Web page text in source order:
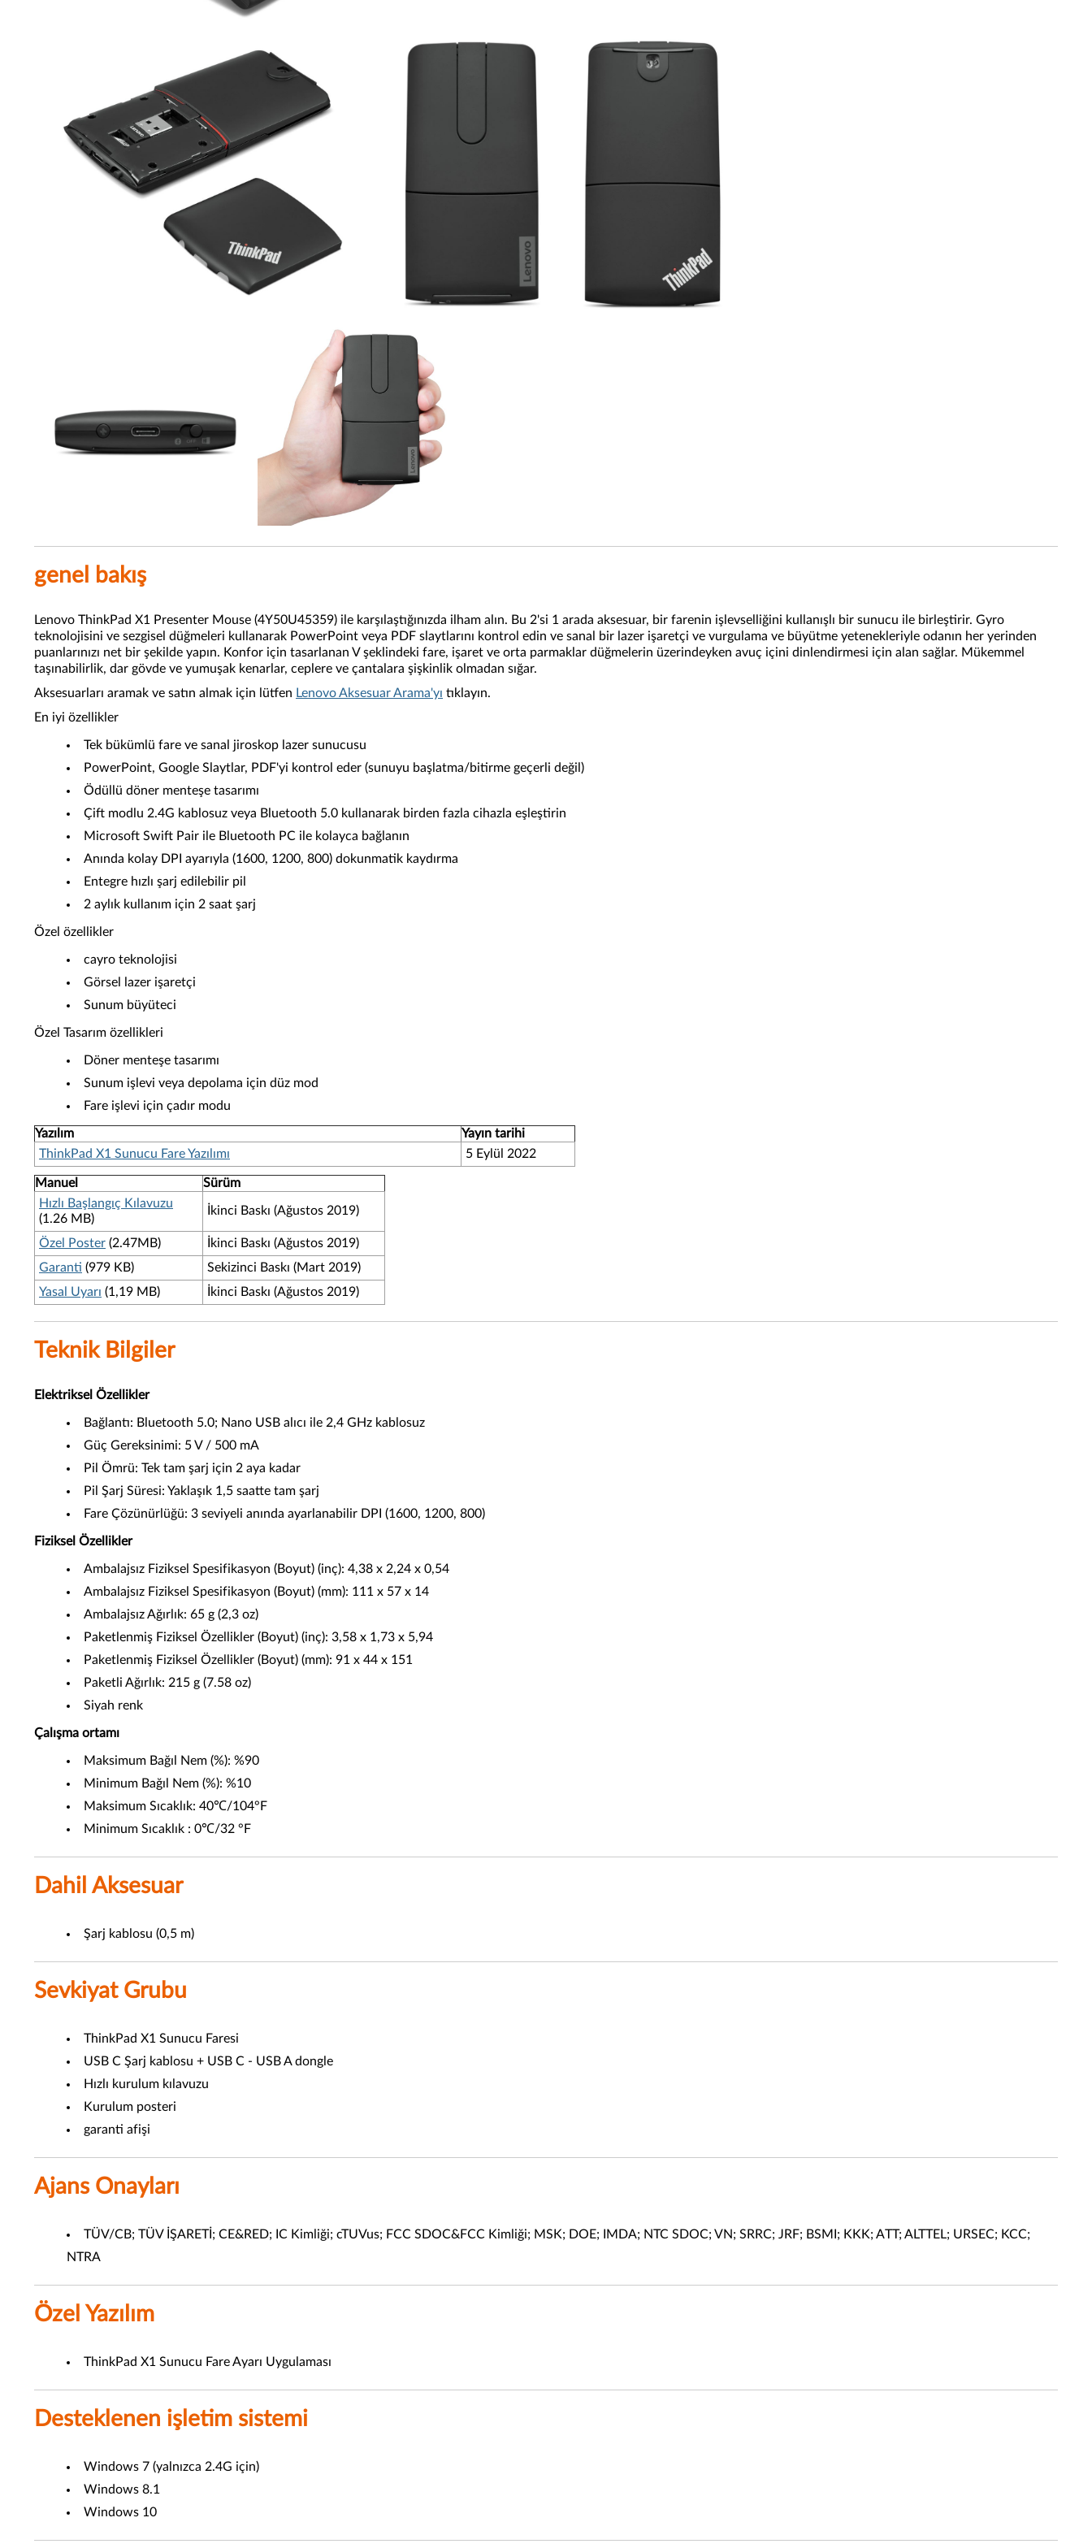
genel bakış
Lenovo ThinkPad X1 Presenter Mouse (4Y50U45359) ile karşılaştığınızda ilham alın. Bu 2'si 1 arada aksesuar, bir farenin işlevselliğini kullanışlı bir sunucu ile birleştirir. Gyro
teknolojisini ve sezgisel düğmeleri kullanarak PowerPoint veya PDF slaytlarını kontrol edin ve sanal bir lazer işaretçi ve vurgulama ve büyütme yetenekleriyle odanın her yerinden
puanlarınızı net bir şekilde yapın. Konfor için tasarlanan V şeklindeki fare, işaret ve orta parmaklar düğmelerin üzerindeyken avuç içini dinlendirmesi için alan sağlar. Mükemmel
taşınabilirlik, dar gövde ve yumuşak kenarlar, ceplere ve çantalara şişkinlik olmadan sığar.
Aksesuarları aramak ve satın almak için lütfen Lenovo Aksesuar Arama'yı tıklayın.
En iyi özellikler
Tek bükümlü fare ve sanal jiroskop lazer sunucusu
PowerPoint, Google Slaytlar, PDF'yi kontrol eder (sunuyu başlatma/bitirme geçerli değil)
Ödüllü döner menteşe tasarımı
Çift modlu 2.4G kablosuz veya Bluetooth 5.0 kullanarak birden fazla cihazla eşleştirin
Microsoft Swift Pair ile Bluetooth PC ile kolayca bağlanın
Anında kolay DPI ayarıyla (1600, 1200, 800) dokunmatik kaydırma
Entegre hızlı şarj edilebilir pil
2 aylık kullanım için 2 saat şarj
Özel özellikler
cayro teknolojisi
Görsel lazer işaretçi
Sunum büyüteci
Özel Tasarım özellikleri
Döner menteşe tasarımı
Sunum işlevi veya depolama için düz mod
Fare işlevi için çadır modu
Yazılım
Yayın tarihi
ThinkPad X1 Sunucu Fare Yazılımı
5 Eylül 2022
Manuel
Sürüm
Hızlı Başlangıç Kılavuzu
(1.26 MB)
İkinci Baskı (Ağustos 2019)
Özel Poster (2.47MB)
İkinci Baskı (Ağustos 2019)
Garanti (979 KB)
Sekizinci Baskı (Mart 2019)
Yasal Uyarı (1,19 MB) İkinci Baskı (Ağustos 2019)
Teknik Bilgiler
Elektriksel Özellikler
Bağlantı: Bluetooth 5.0; Nano USB alıcı ile 2,4 GHz kablosuz
Güç Gereksinimi: 5 V / 500 mA
Pil Ömrü: Tek tam şarj için 2 aya kadar
Pil Şarj Süresi: Yaklaşık 1,5 saatte tam şarj
Fare Çözünürlüğü: 3 seviyeli anında ayarlanabilir DPI (1600, 1200, 800)
Fiziksel Özellikler
Ambalajsız Fiziksel Spesifikasyon (Boyut) (inç): 4,38 x 2,24 x 0,54
Ambalajsız Fiziksel Spesifikasyon (Boyut) (mm): 111 x 57 x 14
Ambalajsız Ağırlık: 65 g (2,3 oz)
Paketlenmiş Fiziksel Özellikler (Boyut) (inç): 3,58 x 1,73 x 5,94
Paketlenmiş Fiziksel Özellikler (Boyut) (mm): 91 x 44 x 151
Paketli Ağırlık: 215 g (7.58 oz)
Siyah renk
Çalışma ortamı
Maksimum Bağıl Nem (%): %90
Minimum Bağıl Nem (%): %10
Maksimum Sıcaklık: 40℃/104°F
Minimum Sıcaklık : 0℃/32 °F
Dahil Aksesuar
Şarj kablosu (0,5 m)
Sevkiyat Grubu
ThinkPad X1 Sunucu Faresi
USB C Şarj kablosu + USB C - USB A dongle
Hızlı kurulum kılavuzu
Kurulum posteri
garanti afişi
Ajans Onayları
TÜV/CB; TÜV İŞARETİ; CE&RED; IC Kimliği; cTUVus; FCC SDOC&FCC Kimliği; MSK; DOE; IMDA; NTC SDOC; VN; SRRC; JRF; BSMI; KKK; ATT; ALTTEL; URSEC; KCC;
NTRA
Özel Yazılım
ThinkPad X1 Sunucu Fare Ayarı Uygulaması
Desteklenen işletim sistemi
Windows 7 (yalnızca 2.4G için)
Windows 8.1
Windows 10